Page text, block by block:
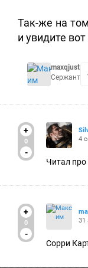
Так-же на
и увидите
maxqjust
Сержант
+
0
-
4
Читал про
+
0
-
31
Сорри